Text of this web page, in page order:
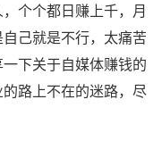
个个都日赚上千，月
己就是不行，太痛苦
下关于自媒体赚钱的
路上不在的迷路，尽